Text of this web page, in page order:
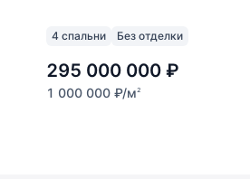
4 спальни Без отделки
295 000 000 ₽
1 000 000 ₽/м2